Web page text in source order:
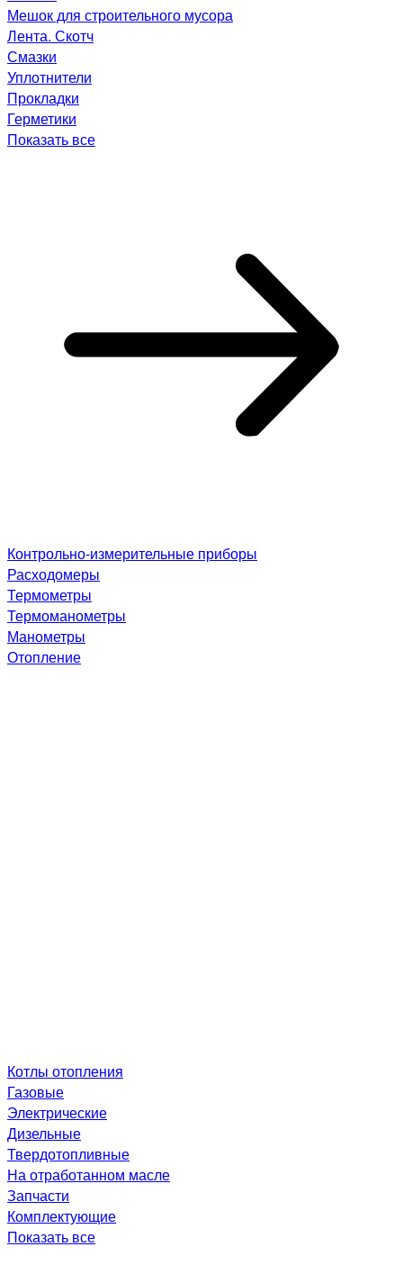
Мешок для строительного мусора
Лента. Скотч
Смазки
Уплотнители
Прокладки
Герметики
Показать все
Контрольно-измерительные приборы
Расходомеры
Термометры
Термоманометры
Манометры
Отопление
Котлы отопления
Газовые
Электрические
Дизельные
Твердотопливные
На отработанном масле
Запчасти
Комплектующие
Показать все